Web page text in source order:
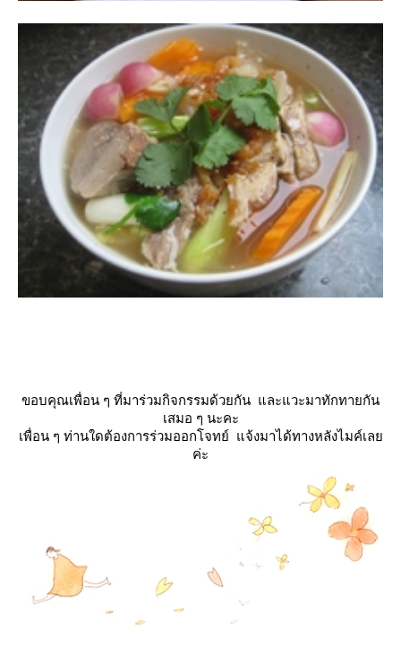
ขอบคุณเพื่อน ๆ ที่มาร่วมกิจกรรมด้วยกัน และแวะมาทักทายกัน
เสมอ ๆ นะคะ
เพื่อน ๆ ท่านใดต้องการร่วมออกโจทย์ แจ้งมาได้ทางหลังไมค์เล
ค่ะ